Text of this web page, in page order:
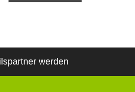
werden